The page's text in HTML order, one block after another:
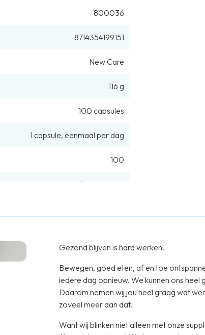
800036
8714354199151
New Care
116 g
100 capsules
1 capsule, eenmaal per dag
100
/
Gezond blijven is hard werken.
Bewegen, goed eten, af en toe
iedere dag opnieuw. We kunnen ons
Daarom nemen wij jou heel graag wat
zoveel meer dan dat.
Want wij blinken niet alleen met onze